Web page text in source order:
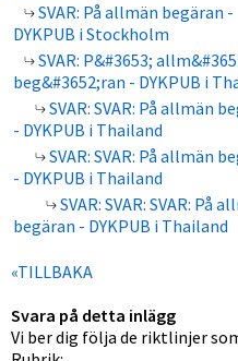
SVAR: På allmän begäran -
DYKPUB i Stockholm
SVAR: P&#3653;
beg&#3652;ran - DYKPUB i
SVAR: SVAR: På allmän
- DYKPUB i Thailand
SVAR: SVAR: På allmän
- DYKPUB i Thailand
SVAR: SVAR: SVAR: På
begäran - DYKPUB i Thailand
«TILLBAKA
Svara på detta inlägg
Vi ber dig följa de riktlinjer